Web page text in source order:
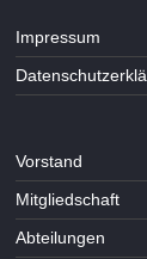
Impressum
Vorstand
Mitgliedschaft
Abteilungen